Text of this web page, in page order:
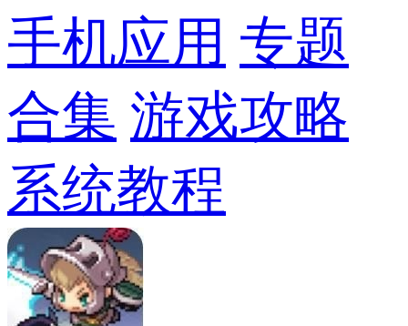
手机应用 专题
合集 游戏攻略
系统教程